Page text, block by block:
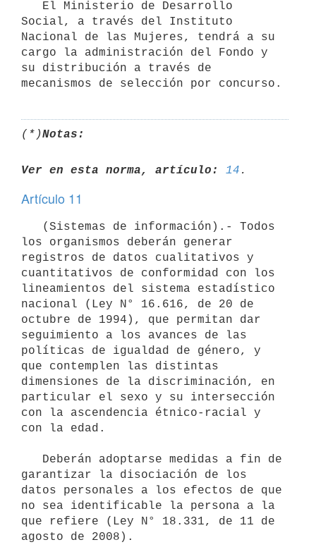
Social, a través del Instituto
Nacional de las Mujeres, tendrá a su
cargo la administración del Fondo y
su distribución a través de
(*)Notas:
Ver en esta norma, artículo: 14
Artículo 11
los organismos deberán generar
registros de datos cualitativos y
cuantitativos de conformidad con los
lineamientos del sistema estadístico
nacional (Ley N° 16.616, de 20 de
octubre de 1994), que permitan dar
seguimiento a los avances de las
políticas de igualdad de género, y
que contemplen las distintas
dimensiones de la discriminación, en
particular el sexo y su intersección
con la ascendencia étnico-racial y
con la edad.
garantizar la disociación de los
datos personales a los efectos de que
no sea identificable la persona a la
que refiere (Ley N° 18.331, de 11 de